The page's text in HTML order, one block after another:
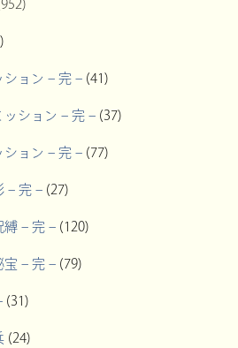
ション – 完 –(41)
ッション – 完 –(37)
ション – 完 –(77)
– 完 –(27)
縛 – 完 –(120)
宝 – 完 –(79)
(31)
(24)